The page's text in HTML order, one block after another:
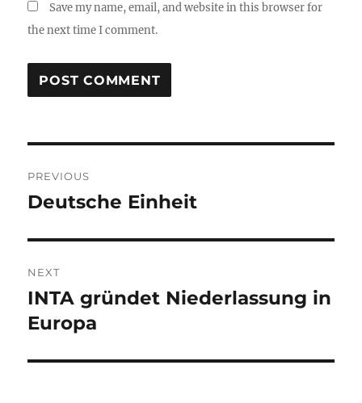
Save my name, email, and website in this browser for
the next time I comment.
navigation
PREVIOUS
Previous
Deutsche Einheit
NEXT
Next
post:
INTA gründet Niederlassung in
Europa